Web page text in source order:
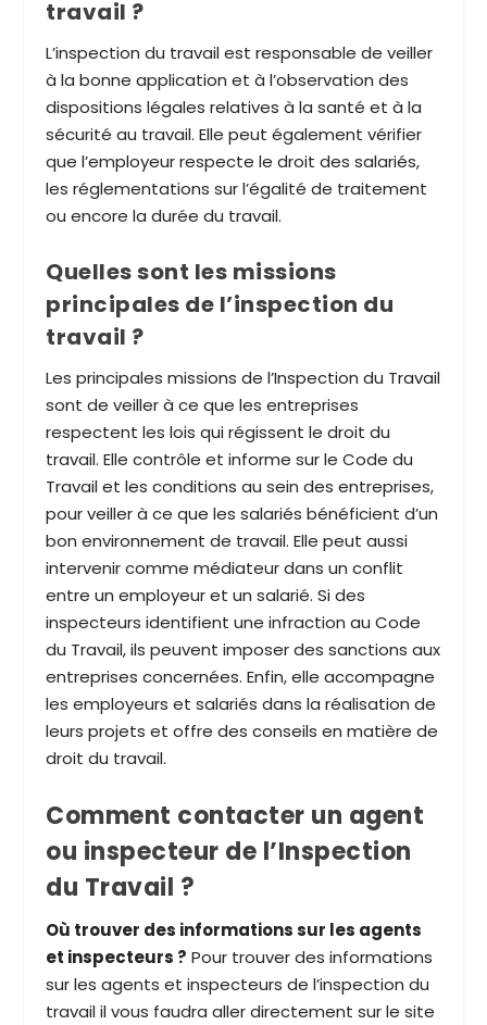
travail ?
L’inspection du travail est responsable de veiller
à la bonne application et à l’observation des
dispositions légales relatives à la santé et à la
sécurité au travail. Elle peut également vérifier
que l’employeur respecte le droit des salariés,
les réglementations sur l’égalité de traitement
ou encore la durée du travail.
Quelles sont les missions
principales de l’inspection du
travail ?
Les principales missions de l’Inspection du Travail
sont de veiller à ce que les entreprises
respectent les lois qui régissent le droit du
travail. Elle contrôle et informe sur le Code du
Travail et les conditions au sein des entreprises,
pour veiller à ce que les salariés bénéficient d’un
bon environnement de travail. Elle peut aussi
intervenir comme médiateur dans un conflit
entre un employeur et un salarié. Si des
inspecteurs identifient une infraction au Code
du Travail, ils peuvent imposer des sanctions aux
entreprises concernées. Enfin, elle accompagne
les employeurs et salariés dans la réalisation de
leurs projets et offre des conseils en matière de
droit du travail.
Comment contacter un agent
ou inspecteur de l’Inspection
du Travail ?
Où trouver des informations sur les agents
et inspecteurs ? Pour trouver des informations
sur les agents et inspecteurs de l’inspection du
travail il vous faudra aller directement sur le site